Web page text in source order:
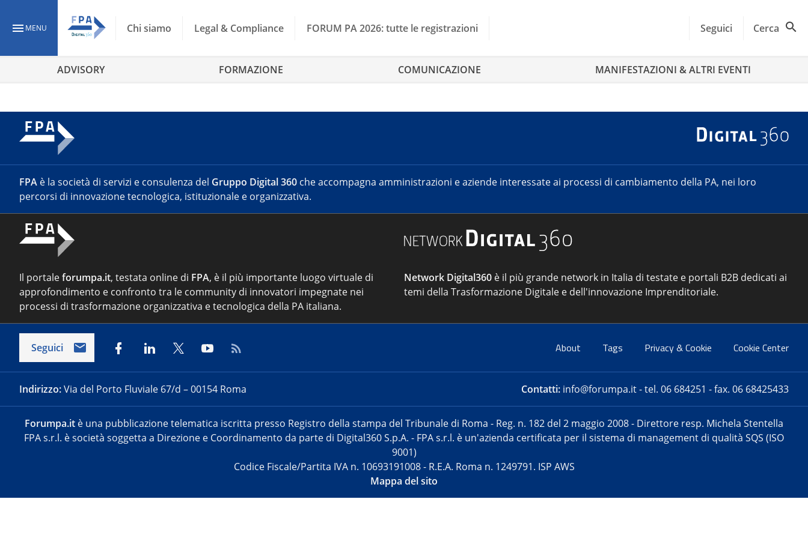
MENU Chi siamo Legal & Compliance FORUM PA 2026: tutte le registrazioni Seguici Cerca
ADVISORY FORMAZIONE COMUNICAZIONE MANIFESTAZIONI & ALTRI EVENTI
FPA è la società di servizi e consulenza del Gruppo Digital 360 che accompagna amministrazioni e aziende interessate ai processi di cambiamento della PA, nei loro
percorsi di innovazione tecnologica, istituzionale e organizzativa.
Il portaleforumpa.it, testata online di FPA, è il più importante luogo virtuale di
approfondimento e confronto tra le community di innovatori impegnate nei
processi di trasformazione organizzativa e tecnologica della PA italiana.
Network Digital360 è il più grande network in Italia di testate e portali B2B dedicati ai
temi della Trasformazione Digitale e dell'innovazione Imprenditoriale.
Seguici About Tags Privacy & Cookie Cookie Center
Indirizzo:Via del Porto Fluviale 67/d – 00154 Roma Contatti: info@forumpa.it- tel. 06 684251 - fax. 06 68425433
Forumpa.it è una pubblicazione telematica iscritta presso Registro della stampa del Tribunale di Roma - Reg. n. 182 del 2 maggio 2008 - Direttore resp. Michela Stentella
FPA s.r.l. è società soggetta a Direzione e Coordinamento da parte di Digital360 S.p.A. - FPA s.r.l. è un'azienda certificata per il sistema di management di qualità SQS (ISO
9001)
Codice Fiscale/Partita IVA n. 10693191008 - R.E.A. Roma n. 1249791. ISP AWS
Mappa del sito